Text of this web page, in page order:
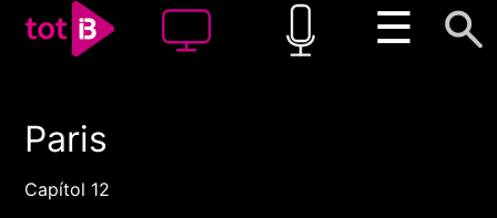
☰
00:00
Paris
Capítol 12